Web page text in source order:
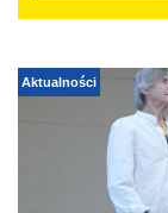
Aktualności